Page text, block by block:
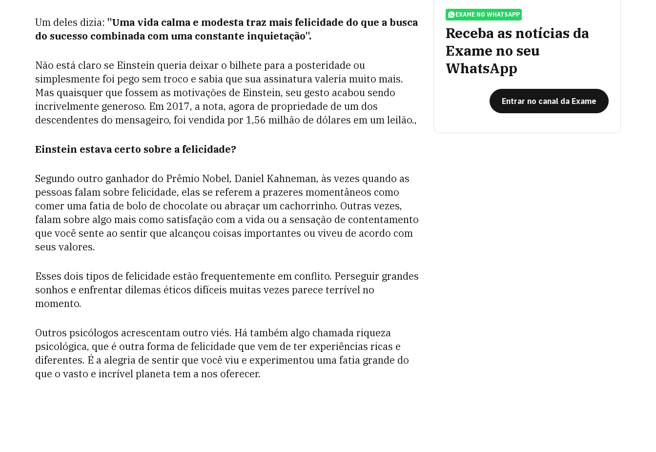
Um deles dizia: "Uma vida calma e modesta traz mais felicidade do que a busca
do sucesso combinada com uma constante inquietação".
Não está claro se Einstein queria deixar o bilhete para a posteridade ou
simplesmente foi pego sem troco e sabia que sua assinatura valeria muito mais.
Mas quaisquer que fossem as motivações de Einstein, seu gesto acabou sendo
incrivelmente generoso. Em 2017, a nota, agora de propriedade de um dos
descendentes do mensageiro, foi vendida por 1,56 milhão de dólares em um leilão.,
Einstein estava certo sobre a felicidade?
Segundo outro ganhador do Prêmio Nobel, Daniel Kahneman, às vezes quando as
pessoas falam sobre felicidade, elas se referem a prazeres momentâneos como
comer uma fatia de bolo de chocolate ou abraçar um cachorrinho. Outras vezes,
falam sobre algo mais como satisfação com a vida ou a sensação de contentamento
que você sente ao sentir que alcançou coisas importantes ou viveu de acordo com
seus valores.
Esses dois tipos de felicidade estão frequentemente em conflito. Perseguir grandes
sonhos e enfrentar dilemas éticos difíceis muitas vezes parece terrível no
momento.
Outros psicólogos acrescentam outro viés. Há também algo chamada riqueza
psicológica, que é outra forma de felicidade que vem de ter experiências ricas e
diferentes. É a alegria de sentir que você viu e experimentou uma fatia grande do
que o vasto e incrível planeta tem a nos oferecer.
EXAME NO WHATSAPP
Receba as notícias da
Exame no seu
WhatsApp
Entrar no canal da Exame